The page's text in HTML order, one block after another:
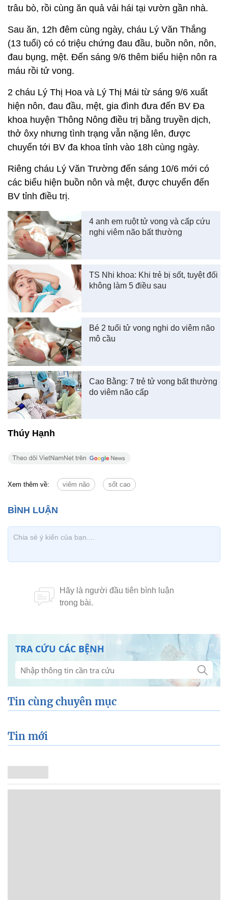
trâu bò, rồi cùng ăn quả vải hái tại vườn gần nhà.
Sau ăn, 12h đêm cùng ngày, cháu Lý Văn Thắng
(13 tuổi) có có triệu chứng đau đầu, buồn nôn, nôn,
đau bụng, mệt. Đến sáng 9/6 thêm biểu hiện nôn ra
máu rồi tử vong.
2 cháu Lý Thị Hoa và Lý Thị Mái từ sáng 9/6 xuất
hiện nôn, đau đầu, mệt, gia đình đưa đến BV Đa
khoa huyện Thông Nông điều trị bằng truyền dịch,
thở ôxy nhưng tình trạng vẫn nặng lên, được
chuyển tới BV đa khoa tỉnh vào 18h cùng ngày.
Riêng cháu Lý Văn Trường đến sáng 10/6 mới có
các biểu hiện buồn nôn và mệt, được chuyển đến
BV tỉnh điều trị.
4 anh em ruột tử vong và cấp cứu
nghi viêm não bất thường
TS Nhi khoa: Khi trẻ bị sốt, tuyệt đối
không làm 5 điều sau
Bé 2 tuổi tử vong nghi do viêm não
mô cầu
Cao Bằng: 7 trẻ tử vong bất thường
do viêm não cấp
Thúy Hạnh
Xem thêm về: viêm não sốt cao
TRA CỨU CÁC BỆNH
Tin cùng chuyên mục
Tin mới